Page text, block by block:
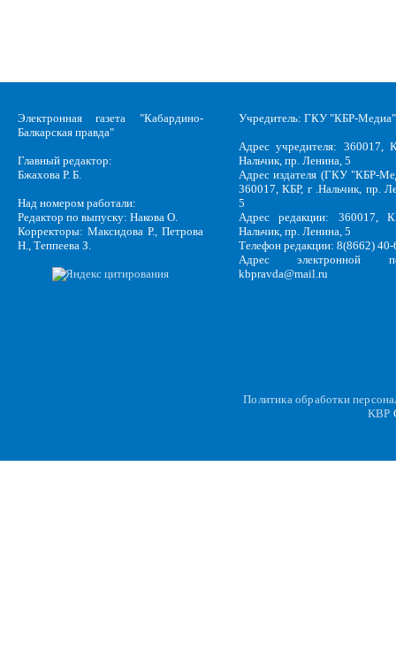
Электронная газета "Кабардино-
Балкарская правда"
Главный редактор:
Бжахова Р. Б.
Над номером работали:
Редактор по выпуску: Накова О.
Корректоры: Максидова Р., Петрова
Н., Теппеева З.
Учредитель: ГКУ "КБР-Медиа"
Адрес учредителя: 360017,
Нальчик, пр. Ленина, 5
Адрес издателя (ГКУ "КБР-
360017, КБР, г .Нальчик, пр.
5
Адрес редакции: 360017,
Нальчик, пр. Ленина, 5
Телефон редакции: 8(8662)
Адрес электронной
kbpravda@mail.ru
Политика обработки
KBP